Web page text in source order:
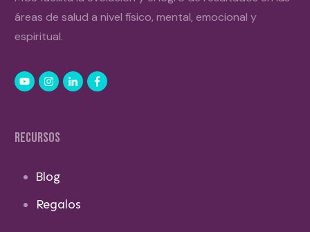
áreas de salud a nivel físico, mental, emocional y
espiritual.
RECURSOS
Blog
Regalos